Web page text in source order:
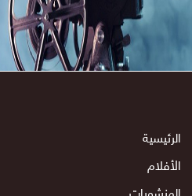
الرئيسية
الأفلام